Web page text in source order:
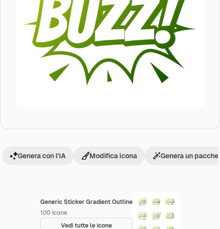
Generic Sticker Gradient Outline
100 Icone
Vedi tutte le icone
Genera con l'IA Modifica icona Genera un